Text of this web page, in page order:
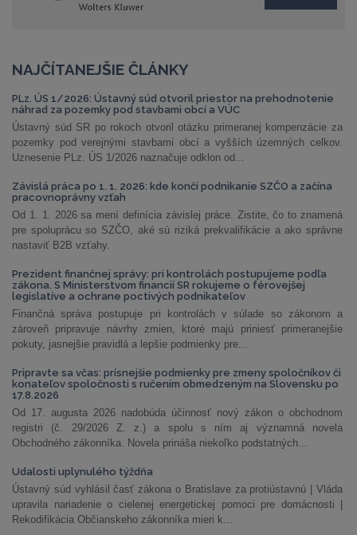
NAJČÍTANEJŠIE ČLÁNKY
PLz. ÚS 1/2026: Ústavný súd otvoril priestor na prehodnotenie
náhrad za pozemky pod stavbami obcí a VÚC
Ústavný súd SR po rokoch otvoril otázku primeranej kompenzácie za
pozemky pod verejnými stavbami obcí a vyšších územných celkov.
Uznesenie PLz. ÚS 1/2026 naznačuje odklon od...
Závislá práca po 1. 1. 2026: kde končí podnikanie SZČO a začína
pracovnoprávny vzťah
Od 1. 1. 2026 sa mení definícia závislej práce. Zistite, čo to znamená
pre spoluprácu so SZČO, aké sú riziká prekvalifikácie a ako správne
nastaviť B2B vzťahy.
Prezident finančnej správy: pri kontrolách postupujeme podľa
zákona. S Ministerstvom financií SR rokujeme o férovejšej
legislatíve a ochrane poctivých podnikateľov
Finančná správa postupuje pri kontrolách v súlade so zákonom a
zároveň pripravuje návrhy zmien, ktoré majú priniesť primeranejšie
pokuty, jasnejšie pravidlá a lepšie podmienky pre...
Pripravte sa včas: prísnejšie podmienky pre zmeny spoločníkov či
konateľov spoločnosti s ručením obmedzeným na Slovensku po
17.8.2026
Od 17. augusta 2026 nadobúda účinnosť nový zákon o obchodnom
registri (č. 29/2026 Z. z.) a spolu s ním aj významná novela
Obchodného zákonníka. Novela prináša niekoľko podstatných...
Udalosti uplynulého týždňa
Ústavný súd vyhlásil časť zákona o Bratislave za protiústavnú | Vláda
upravila nariadenie o cielenej energetickej pomoci pre domácnosti |
Rekodifikácia Občianskeho zákonníka mieri k...